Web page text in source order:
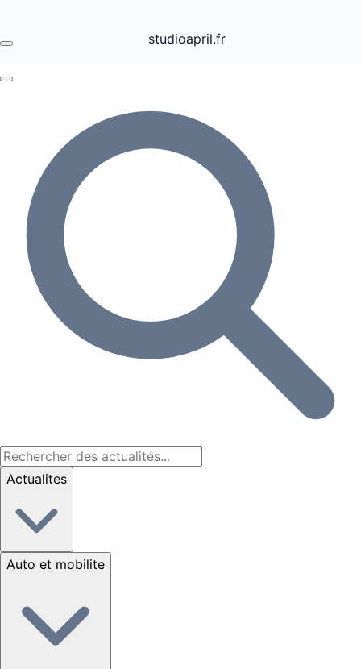
studioapril.fr
Actualites
Auto et mobilite